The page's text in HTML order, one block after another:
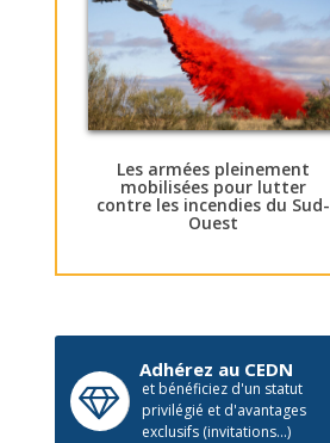
Les armées pleinement
mobilisées pour lutter
contre les incendies du Sud-
Ouest
Adhérez au CEDN
et bénéficiez d'un statut
privilégié et d'avantages
exclusifs (invitations...)